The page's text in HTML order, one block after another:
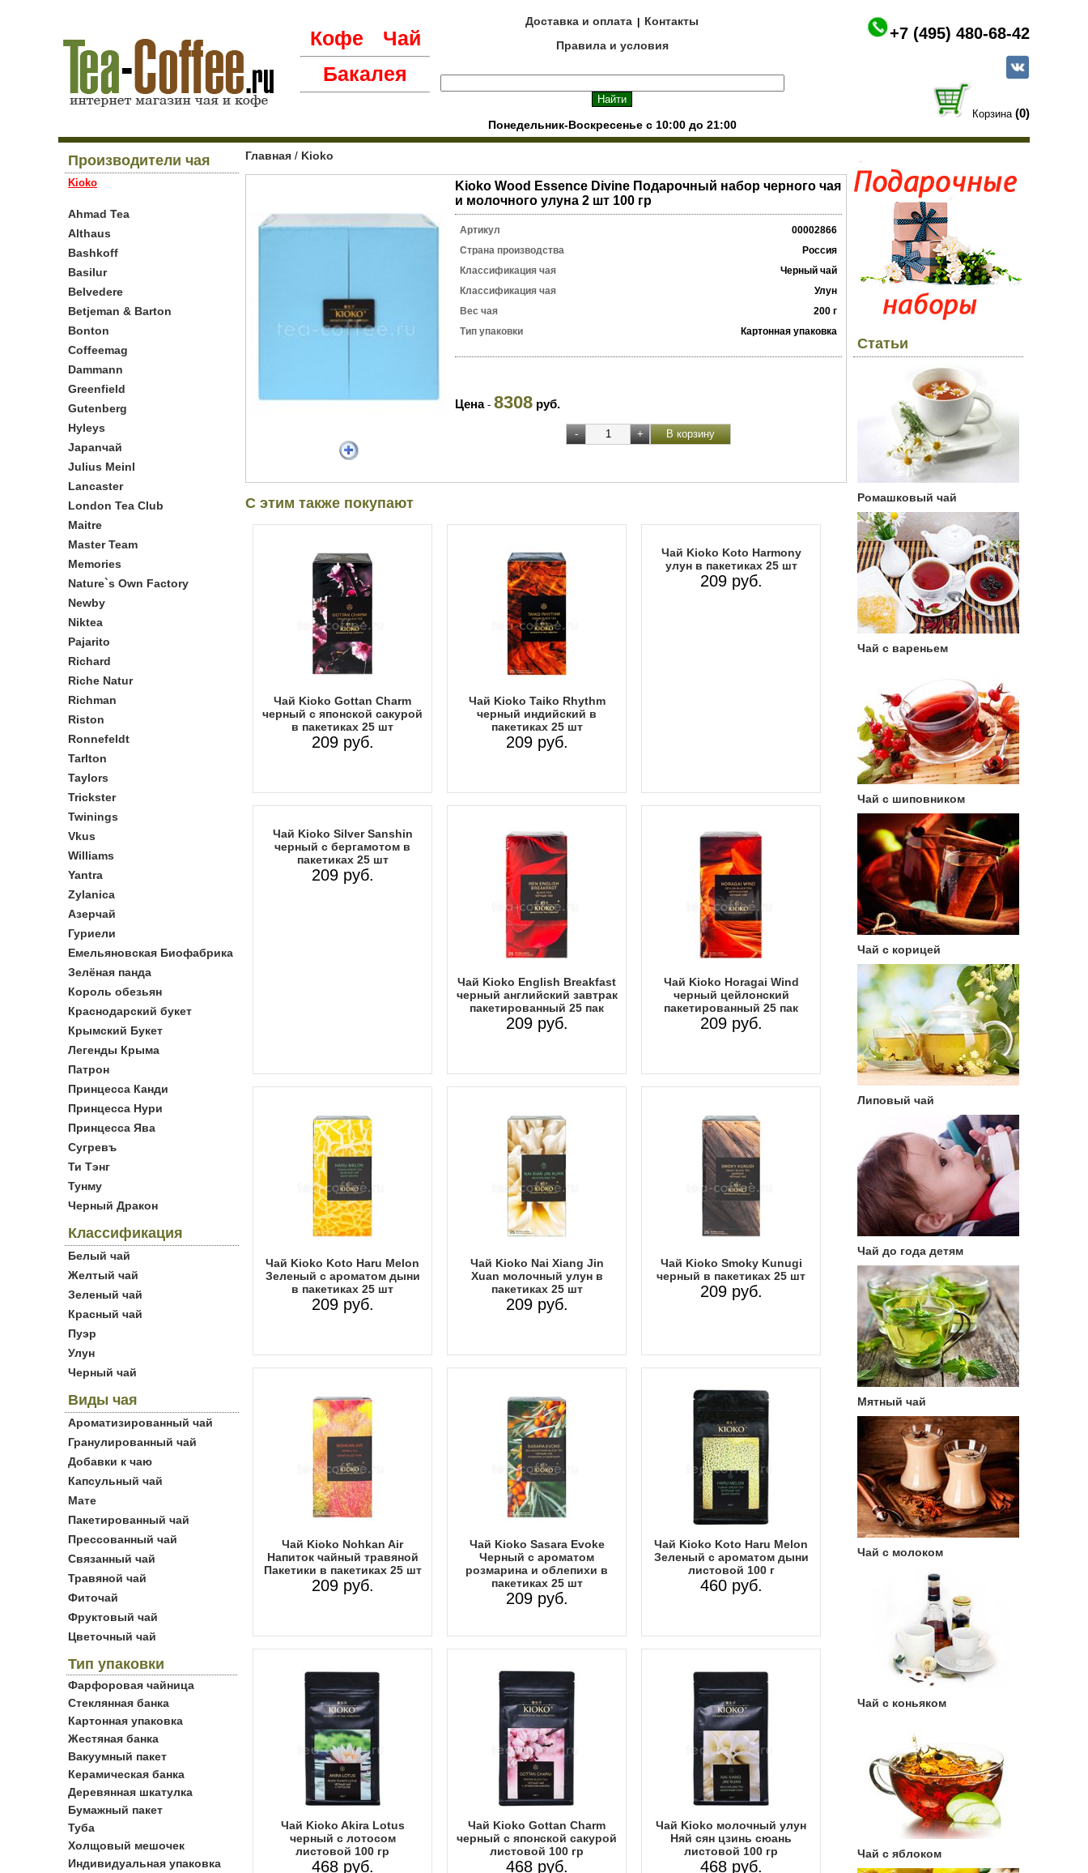
Кофе
Чай
Бакалея
Доставка и оплата
Контакты
Правила и условия
Понедельник-Воскресенье с 10:00 до 21:00
+7 (495) 480-68-42
Корзина (0)
Производители чая
Kioko
Ahmad Tea
Althaus
Bashkoff
Basilur
Belvedere
Betjeman & Barton
Bonton
Coffeemag
Dammann
Greenfield
Gutenberg
Hyleys
Japanчай
Julius Meinl
Lancaster
London Tea Club
Maitre
Master Team
Memories
Nature`s Own Factory
Newby
Niktea
Pajarito
Richard
Riche Natur
Richman
Riston
Ronnefeldt
Tarlton
Taylors
Trickster
Twinings
Vkus
Williams
Yantra
Zylanica
Азерчай
Гуриели
Емельяновская Биофабрика
Зелёная панда
Король обезьян
Краснодарский букет
Крымский Букет
Легенды Крыма
Патрон
Принцесса Канди
Принцесса Нури
Принцесса Ява
Сугревъ
Ти Тэнг
Тунму
Черный Дракон
Классификация
Белый чай
Желтый чай
Зеленый чай
Красный чай
Пуэр
Улун
Черный чай
Виды чая
Ароматизированный чай
Гранулированный чай
Добавки к чаю
Капсульный чай
Мате
Пакетированный чай
Прессованный чай
Связанный чай
Травяной чай
Фиточай
Фруктовый чай
Цветочный чай
Тип упаковки
Фарфоровая чайница
Стеклянная банка
Картонная упаковка
Жестяная банка
Вакуумный пакет
Керамическая банка
Деревянная шкатулка
Бумажный пакет
Туба
Холщовый мешочек
Индивидуальная упаковка
Главная / Kioko
Kioko Wood Essence Divine Подарочный набор черного чая
и молочного улуна 2 шт 100 гр
Артикул
00002866
Страна производства
Россия
Классификация чая
Черный чай
Классификация чая
Улун
Вес чая
200 г
Тип упаковки
Картонная упаковка
Цена- 8308 руб.
С этим также покупают
Чай Kioko Gottan Charm
черный с японской сакурой
в пакетиках 25 шт
209 руб.
Чай Kioko Taiko Rhythm
черный индийский в
пакетиках 25 шт
209 руб.
Чай Kioko Koto Harmony
улун в пакетиках 25 шт
209 руб.
Чай Kioko Silver Sanshin
черный с бергамотом в
пакетиках 25 шт
209 руб.
Чай Kioko English Breakfast
черный английский завтрак
пакетированный 25 пак
209 руб.
Чай Kioko Horagai Wind
черный цейлонский
пакетированный 25 пак
209 руб.
Чай Kioko Koto Haru Melon
Зеленый с ароматом дыни
в пакетиках 25 шт
209 руб.
Чай Kioko Nai Xiang Jin
Xuan молочный улун в
пакетиках 25 шт
209 руб.
Чай Kioko Smoky Kunugi
черный в пакетиках 25 шт
209 руб.
Чай Kioko Nohkan Air
Напиток чайный травяной
Пакетики в пакетиках 25 шт
209 руб.
Чай Kioko Sasara Evoke
Черный с ароматом
розмарина и облепихи в
пакетиках 25 шт
209 руб.
Чай Kioko Koto Haru Melon
Зеленый с ароматом дыни
листовой 100 г
460 руб.
Чай Kioko Akira Lotus
черный с лотосом
листовой 100 гр
468 руб.
Чай Kioko Gottan Charm
черный с японской сакурой
листовой 100 гр
468 руб.
Чай Kioko молочный улун
Няй сян цзинь сюань
листовой 100 гр
468 руб.
Статьи
Ромашковый чай
Чай с вареньем
Чай с шиповником
Чай с корицей
Липовый чай
Чай до года детям
Мятный чай
Чай с молоком
Чай с коньяком
Чай с яблоком